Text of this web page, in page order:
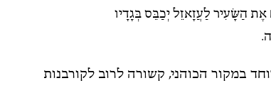
הַשָּׂעִיר לַעֲזָאזֵל יְכַבֵּס בְּגָדָיו
במקור הכוהני, קשורה לרוב לקורבנות